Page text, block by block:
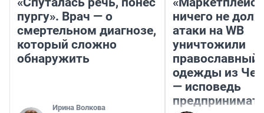
пургу». Врач — о
смертельном диагнозе,
который сложно
обнаружить
Ирина Волкова
ничего не
атаки на WB
уничтожили
православный
одежды из
— исповедь